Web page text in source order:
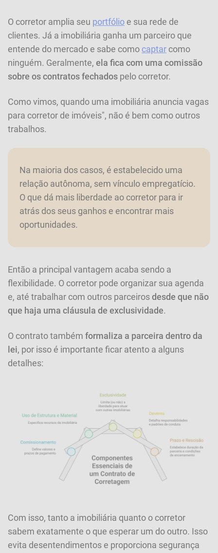
O corretor amplia seu portfólio e sua rede de
clientes. Já a imobiliária ganha um parceiro que
entende do mercado e sabe como captar como
ninguém. Geralmente, ela fica com uma comissão
sobre os contratos fechados pelo corretor.
Como vimos, quando uma imobiliária anuncia vagas
para corretor de imóveis", não é bem como outros
trabalhos.
Na maioria dos casos, é estabelecido uma
relação autônoma, sem vínculo empregatício.
O que dá mais liberdade ao corretor para ir
atrás dos seus ganhos e encontrar mais
oportunidades.
Então a principal vantagem acaba sendo a
flexibilidade. O corretor pode organizar sua agenda
e, até trabalhar com outros parceirosdesde que não
que haja uma cláusula de exclusividade.
O contrato também formaliza a parceira dentro da
lei, por isso é importante ficar atento a alguns
detalhes:
Com isso, tanto a imobiliária quanto o corretor
sabem exatamente o que esperar um do outro. Isso
evita desentendimentos e proporciona segurança